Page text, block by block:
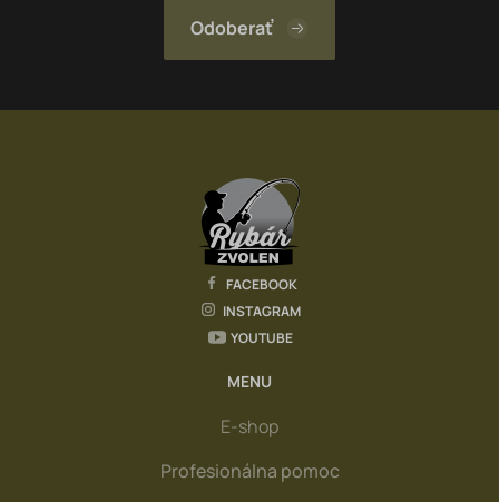
FACEBOOK
INSTAGRAM
YOUTUBE
MENU
E-shop
Profesionálna pomoc